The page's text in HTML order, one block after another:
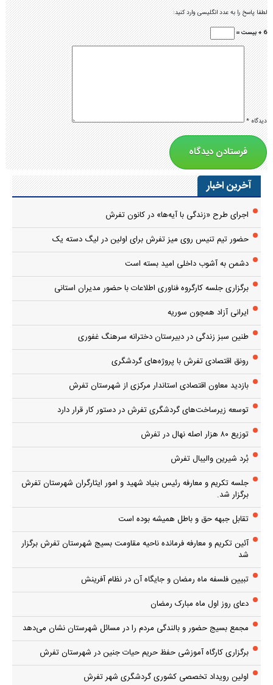
لطفا پاسخ را به عدد انگلیسی وارد کنید:
6 + بیست =
دیدگاه*
آخرین اخبار
اجرای طرح «زندگی با آیه‌ها» در کانون تفرش
حضور تیم تنیس روی میز تفرش برای اولین در لیگ دسته یک
دشمن به آشوب داخلی امید بسته است
برگزاری جلسه کارگروه فناوری اطلاعات با حضور مدیران استانی
ایرانی آزاد همچون سوریه
طنین سبز زندگی در دبیرستان دخترانه سرهنگ غفوری
رونق اقتصادی تفرش با پروژه‌های گردشگری
بازدید معاون اقتصادی استاندار مرکزی از شهرستان تفرش
توسعه زیرساخت‌های گردشگری تفرش در دستور کار قرار دارد
توزیع ۸۰ هزار اصله نهال در تفرش
بُرد شیرین والیبال تفرش
جلسه تکریم و معارفه رئیس بنیاد شهید و امور ایثارگران شهرستان تفرش
برگزار شد.
تقابل جبهه حق و باطل همیشه بوده است
آئین تکریم و معارفه فرمانده ناحیه مقاومت بسیج شهرستان تفرش برگزار
شد
تبیین فلسفه ماه رمضان و جایگاه آن در نظام آفرینش
دعای روز اول ماه مبارک رمضان
مجمع بسیج حضور و بالندگی مردم را در مسائل شهرستان نشان می‌دهد
برگزاری کارگاه آموزشی حفظ حریم حیات جنین در شهرستان تفرش
اولین رویداد تخصصی کشوری گردشگری شهر تفرش